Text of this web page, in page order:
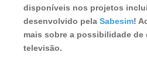
disponíveis nos projetos
desenvolvido pela Sabesim!
mais sobre a possibilidade de
televisão.